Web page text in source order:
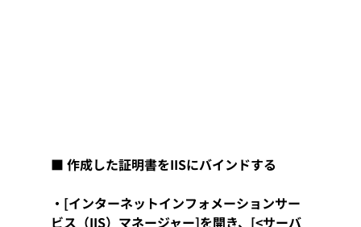
■ 作成した証明書をIISにバインドする
・[インターネットインフォメーションサー
ビス（IIS）マネージャー]を開き、[<サーバ